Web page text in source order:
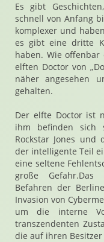
Es gibt
schnell von Anfang
komplexer und
es gibt eine dritte
haben. Wie
elften Doctor von
näher angesehen
gehalten.
Der elfte Doctor ist
ihm befinden sich
Rockstar Jones und
der intelligente Teil
eine seltene
große
Befahren der
Invasion von
um die interne
transzendenten
die auf ihren